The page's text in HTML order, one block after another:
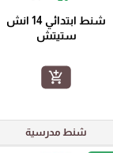
شنط ابتدائي 14 انش
ستيتش
add_shopping_cart
شنط مدرسية